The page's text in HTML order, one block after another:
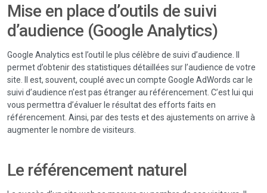
Mise en place d’outils de suivi
d’audience (Google Analytics)
Google Analytics est l’outil le plus célèbre de suivi d’audience. Il
permet d’obtenir des statistiques détaillées sur l’audience de votre
site. Il est, souvent, couplé avec un compte Google AdWords car le
suivi d’audience n’est pas étranger au référencement. C’est lui qui
vous permettra d’évaluer le résultat des efforts faits en
référencement. Ainsi, par des tests et des ajustements on arrive à
augmenter le nombre de visiteurs.
Le référencement naturel